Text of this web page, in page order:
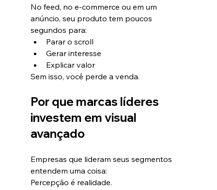
No feed, no e-commerce ou em um
anúncio, seu produto tem poucos
segundos para:
Parar o scroll
Gerar interesse
Explicar valor
Sem isso, você perde a venda.
Por que marcas líderes
investem em visual
avançado
Empresas que lideram seus segmentos
entendem uma coisa:
Percepção é realidade.